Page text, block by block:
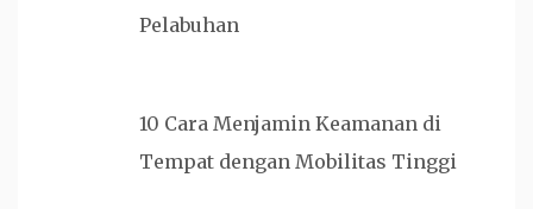
Pelabuhan
10 Cara Menjamin Keamanan di
Tempat dengan Mobilitas Tinggi